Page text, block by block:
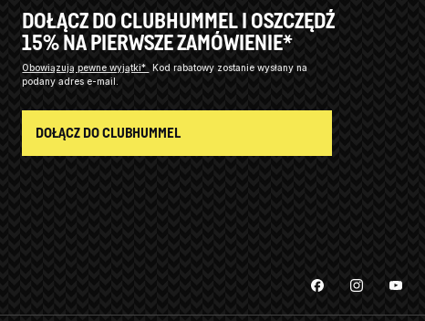
DOŁĄCZ DO CLUBHUMMEL I OSZCZĘDŹ
15% NA PIERWSZE ZAMÓWIENIE*
Obowiązują pewne wyjątki* Kod rabatowy zostanie wysłany na
podany adres e-mail.
DOŁĄCZ DO CLUBHUMMEL